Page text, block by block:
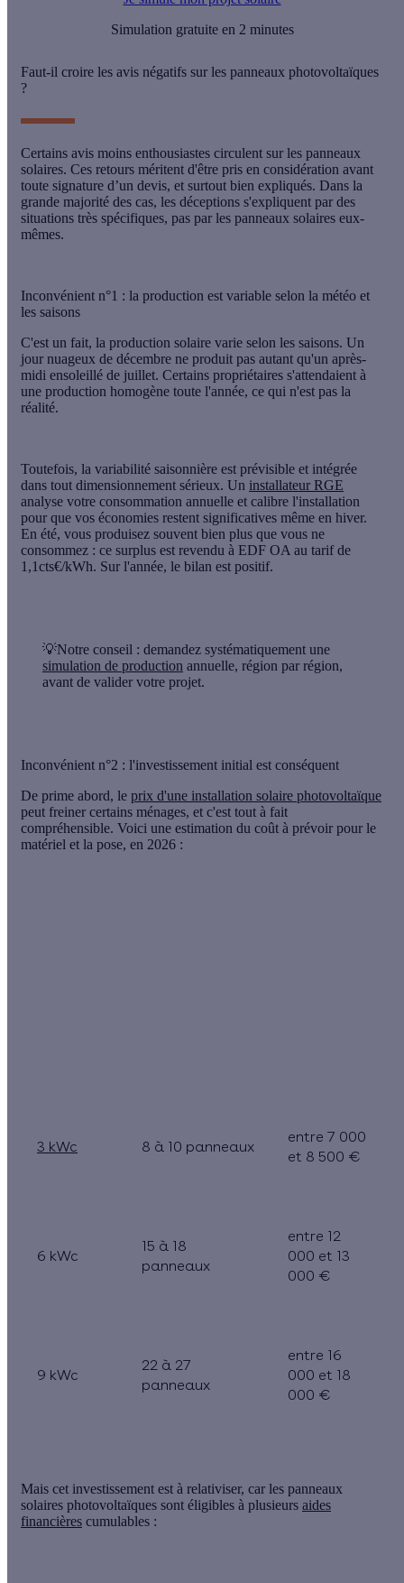
Simulation gratuite en 2 minutes
Faut-il croire les avis négatifs sur les panneaux photovoltaïques
?
Certains avis moins enthousiastes circulent sur les panneaux
solaires. Ces retours méritent d'être pris en considération avant
toute signature d’un devis, et surtout bien expliqués. Dans la
grande majorité des cas, les déceptions s'expliquent par des
situations très spécifiques, pas par les panneaux solaires eux-
mêmes.
Inconvénient n°1 : la production est variable selon la météo et
les saisons
C'est un fait, la production solaire varie selon les saisons. Un
jour nuageux de décembre ne produit pas autant qu'un après-
midi ensoleillé de juillet. Certains propriétaires s'attendaient à
une production homogène toute l'année, ce qui n'est pas la
réalité.
Toutefois, la variabilité saisonnière est prévisible et intégrée
dans tout dimensionnement sérieux. Un installateur RGE
analyse votre consommation annuelle et calibre l'installation
pour que vos économies restent significatives même en hiver.
En été, vous produisez souvent bien plus que vous ne
consommez : ce surplus est revendu à EDF OA au tarif de
1,1cts€/kWh. Sur l'année, le bilan est positif.
💡Notre conseil : demandez systématiquement une
simulation de production annuelle, région par région,
avant de valider votre projet.
Inconvénient n°2 : l'investissement initial est conséquent
De prime abord, le prix d'une installation solaire photovoltaïque
peut freiner certains ménages, et c'est tout à fait
compréhensible. Voici une estimation du coût à prévoir pour le
matériel et la pose, en 2026 :
3 kWc 8 à 10 panneaux
entre 7 000
et 8 500 €
6 kWc
15 à 18
panneaux
entre 12
000 et 13
000 €
9 kWc
22 à 27
panneaux
entre 16
000 et 18
000 €
Mais cet investissement est à relativiser, car les panneaux
solaires photovoltaïques sont éligibles à plusieurs aides
financières cumulables :